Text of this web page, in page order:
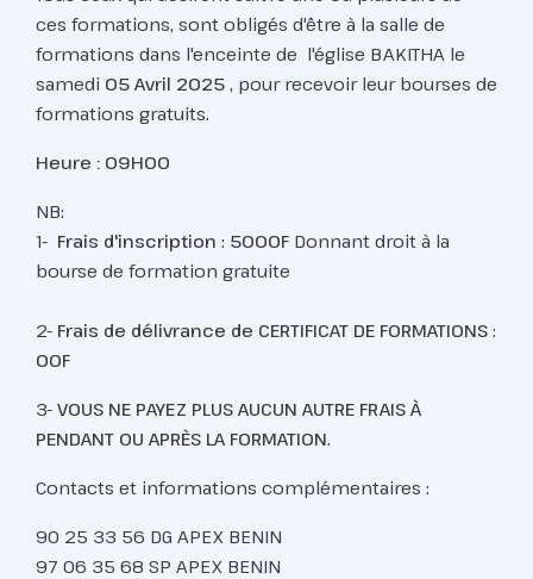
ces formations, sont obligés d'être à la salle de
formations dans l'enceinte de l'église BAKITHA le
samedi 05 Avril 2025 , pour recevoir leur bourses de
formations gratuits.
Heure : 09H00
NB:
1- Frais d'inscription : 5000F Donnant droit à la
bourse de formation gratuite
2- Frais de délivrance de CERTIFICAT DE FORMATIONS :
00F
3- VOUS NE PAYEZ PLUS AUCUN AUTRE FRAIS À
PENDANT OU APRÈS LA FORMATION.
Contacts et informations complémentaires :
90 25 33 56 DG APEX BENIN
97 06 35 68 SP APEX BENIN